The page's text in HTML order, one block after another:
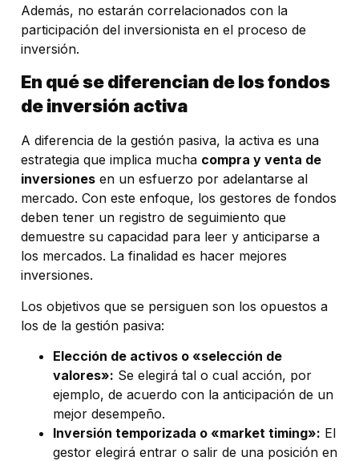
Además, no estarán correlacionados con la
participación del inversionista en el proceso de
inversión.
En qué se diferencian de los fondos
de inversión activa
A diferencia de la gestión pasiva, la activa es una
estrategia que implica mucha compra y venta de
inversiones en un esfuerzo por adelantarse al
mercado. Con este enfoque, los gestores de fondos
deben tener un registro de seguimiento que
demuestre su capacidad para leer y anticiparse a
los mercados. La finalidad es hacer mejores
inversiones.
Los objetivos que se persiguen son los opuestos a
los de la gestión pasiva:
Elección de activos o «selección de
valores»: Se elegirá tal o cual acción, por
ejemplo, de acuerdo con la anticipación de un
mejor desempeño.
Inversión temporizada o «market timing»: El
gestor elegirá entrar o salir de una posición en